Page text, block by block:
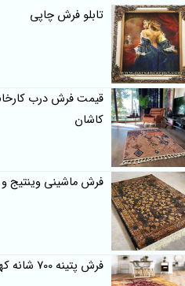
تابلو فرش چاپی
قیمت فرش درب
کاشان
فرش ماشینی وینتیج و
فرش پتینه 700 شانه کهنه نما